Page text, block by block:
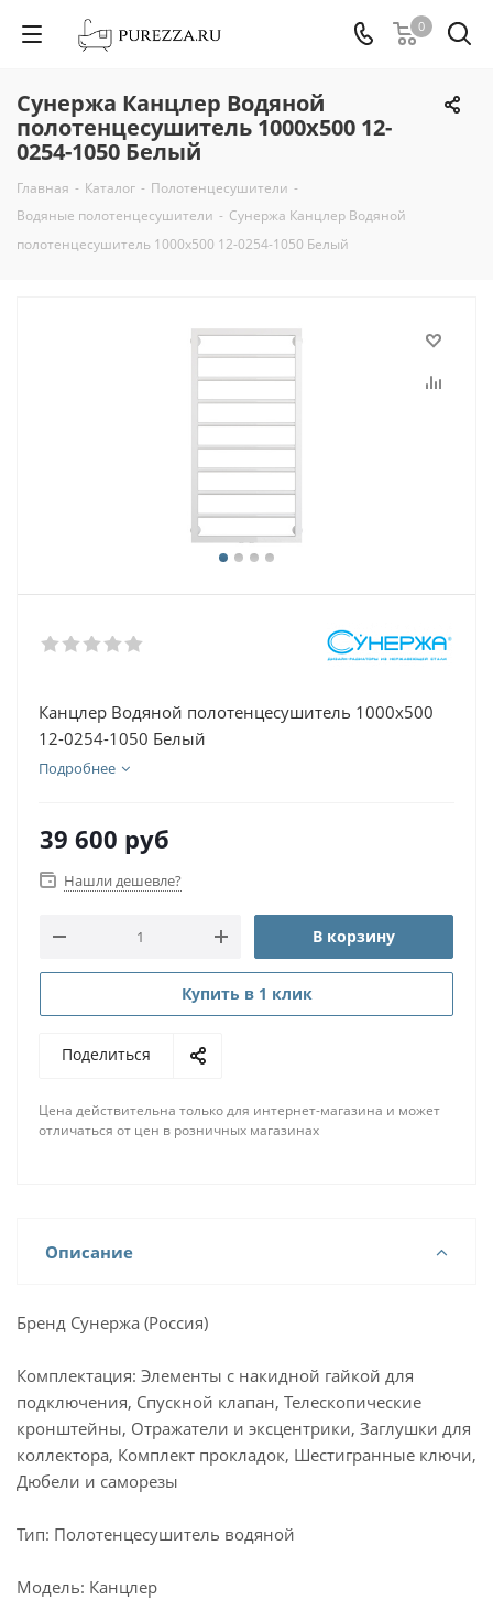
0
Сунержа Канцлер Водяной
полотенцесушитель 1000х500 12-
0254-1050 Белый
Главная - Каталог - Полотенцесушители -
Водяные полотенцесушители - Сунержа Канцлер Водяной
полотенцесушитель 1000х500 12-0254-1050 Белый
Канцлер Водяной полотенцесушитель 1000х500
12-0254-1050 Белый
Подробнее
39 600 руб
Нашли дешевле?
В корзину
Купить в 1 клик
Поделиться
Цена действительна только для интернет-магазина и может
отличаться от цен в розничных магазинах
Описание
Бренд Сунержа (Россия)
Комплектация: Элементы с накидной гайкой для
подключения, Спускной клапан, Телескопические
кронштейны, Отражатели и эксцентрики, Заглушки для
коллектора, Комплект прокладок, Шестигранные ключи,
Дюбели и саморезы
Тип: Полотенцесушитель водяной
Модель: Канцлер